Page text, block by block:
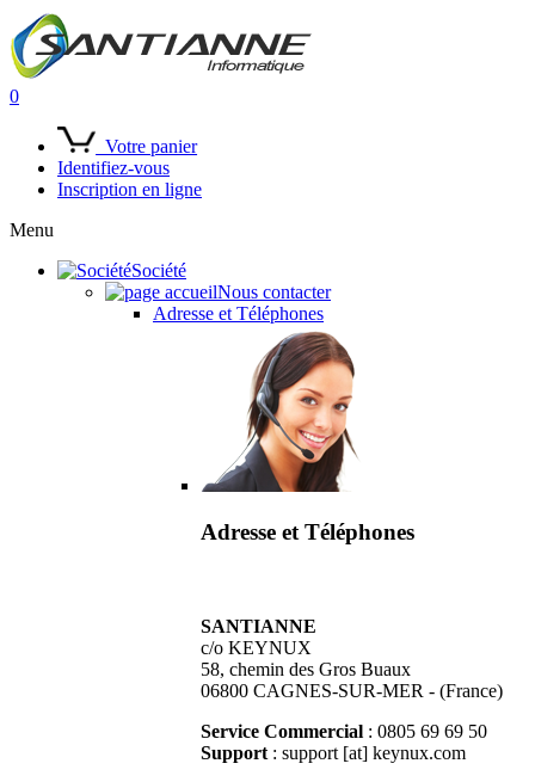
0
Votre panier
Identifiez-vous
Inscription en ligne
Menu
Société
Nous contacter
Adresse et Téléphones
Adresse et Téléphones
SANTIANNE
c/o KEYNUX
58, chemin des Gros Buaux
06800 CAGNES-SUR-MER - (France)
Service Commercial : 0805 69 69 50
Support : support [at] keynux.com